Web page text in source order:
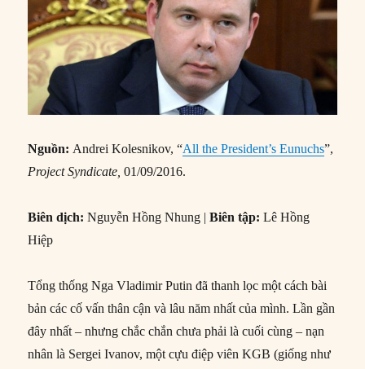
Nguồn: Andrei Kolesnikov, “All the President’s Eunuchs”,
Project Syndicate,01/09/2016.
Biên dịch:Nguyễn Hồng Nhung |Biên tập:Lê Hồng
Hiệp
Tổng thống Nga Vladimir Putin đã thanh lọc một cách bài
bản các cố vấn thân cận và lâu năm nhất của mình. Lần gần
đây nhất – nhưng chắc chắn chưa phải là cuối cùng – nạn
nhân là Sergei Ivanov, một cựu điệp viên KGB (giống như